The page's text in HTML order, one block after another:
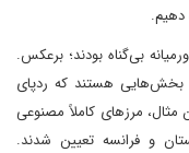
دهیم.
بی‌گناه بودند؛ برعکس.
بخش‌هایی هستند که ردپای
مثال، مرزهای کاملاً مصنوعی
و فرانسه تعیین شدند.